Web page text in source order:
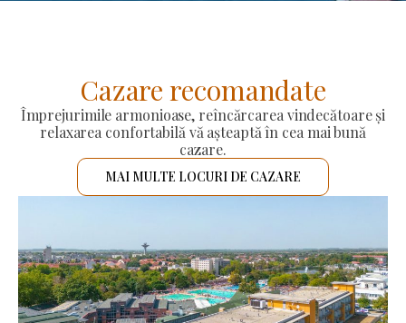
Cazare recomandate
Împrejurimile armonioase, reîncărcarea vindecătoare și
relaxarea confortabilă vă așteaptă în cea mai bună
cazare.
MAI MULTE LOCURI DE CAZARE